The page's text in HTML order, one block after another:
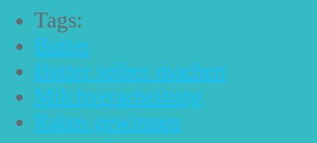
Tags:
Butter
Butter selber machen
Milchverarbeitung
Rahm gewinnen